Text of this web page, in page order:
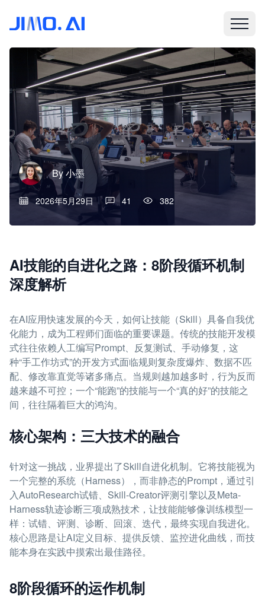
By小墨
2026年5月29日 41 382
AI技能的自进化之路：8阶段循环机制
深度解析
在AI应用快速发展的今天，如何让技能（Skill）具备自我优
化能力，成为工程师们面临的重要课题。传统的技能开发模
式往往依赖人工编写Prompt、反复测试、手动修复，这
种“手工作坊式”的开发方式面临规则复杂度爆炸、数据不匹
配、修改靠直觉等诸多痛点。当规则越加越多时，行为反而
越来越不可控；一个“能跑”的技能与一个“真的好”的技能之
间，往往隔着巨大的鸿沟。
核心架构：三大技术的融合
针对这一挑战，业界提出了Skill自进化机制。它将技能视为
一个完整的系统（Harness），而非静态的Prompt，通过引
入AutoResearch试错、Skill-Creator评测引擎以及Meta-
Harness轨迹诊断三项成熟技术，让技能能够像训练模型一
样：试错、评测、诊断、回滚、迭代，最终实现自我进化。
核心思路是让AI定义目标、提供反馈、监控进化曲线，而技
能本身在实践中摸索出最佳路径。
8阶段循环的运作机制